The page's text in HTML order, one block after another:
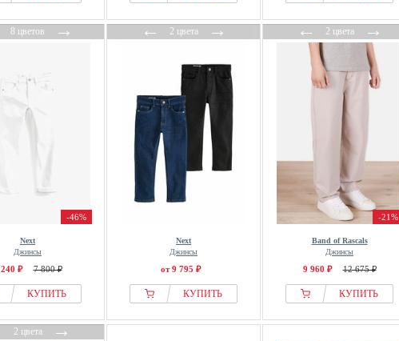
8 цветов→
-46%
Next
Джинсы
₽ 7 800 ₽
КУПИТЬ
←2 цвета→
Next
Джинсы
от 9 795 ₽
КУПИТЬ
←2 цвета→
-21%
Band of Rascals
Джинсы
9 960 ₽ 12 675 ₽
КУПИТЬ
2 цвета→